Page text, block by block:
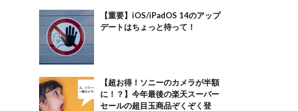
【重要】iOS/iPadOS 14のアップ
デートはちょっと待って！
【超お得！ソニーのカメラが半額
に！？】今年最後の楽天スーパー
セールの超目玉商品ぞくぞく登